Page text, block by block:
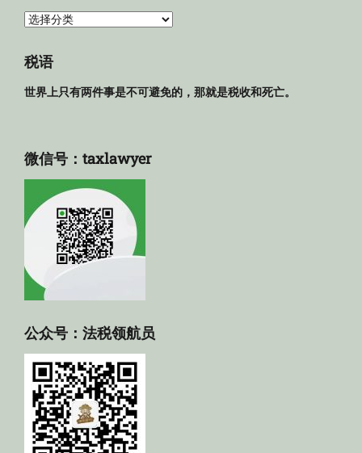
法
库
税语
世界上只有两件事是不可避免的，那就是税收和死亡。
微信号：taxlawyer
公众号：法税领航员